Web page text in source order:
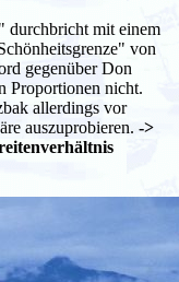
durchbricht mit einem
von
gegenüber Don
Proportionen nicht.
allerdings vor
auszuprobieren. ->